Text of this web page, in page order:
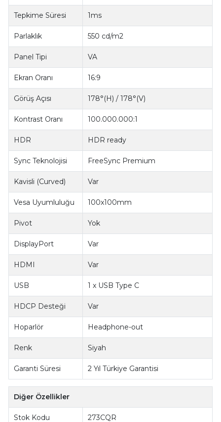
Tepkime Süresi 1ms
Parlaklık 550 cd/m2
Panel Tipi VA
Ekran Oranı 16:9
Görüş Açısı 178°(H) / 178°(V)
Kontrast Oranı 100.000.000:1
HDR HDR ready
Sync Teknolojisi FreeSync Premium
Kavisli (Curved) Var
Vesa Uyumluluğu 100x100mm
Pivot Yok
DisplayPort Var
HDMI Var
USB 1 x USB Type C
HDCP Desteği Var
Hoparlör Headphone-out
Renk Siyah
Garanti Süresi 2 Yıl Türkiye Garantisi
Diğer Özellikler
Stok Kodu 273CQR